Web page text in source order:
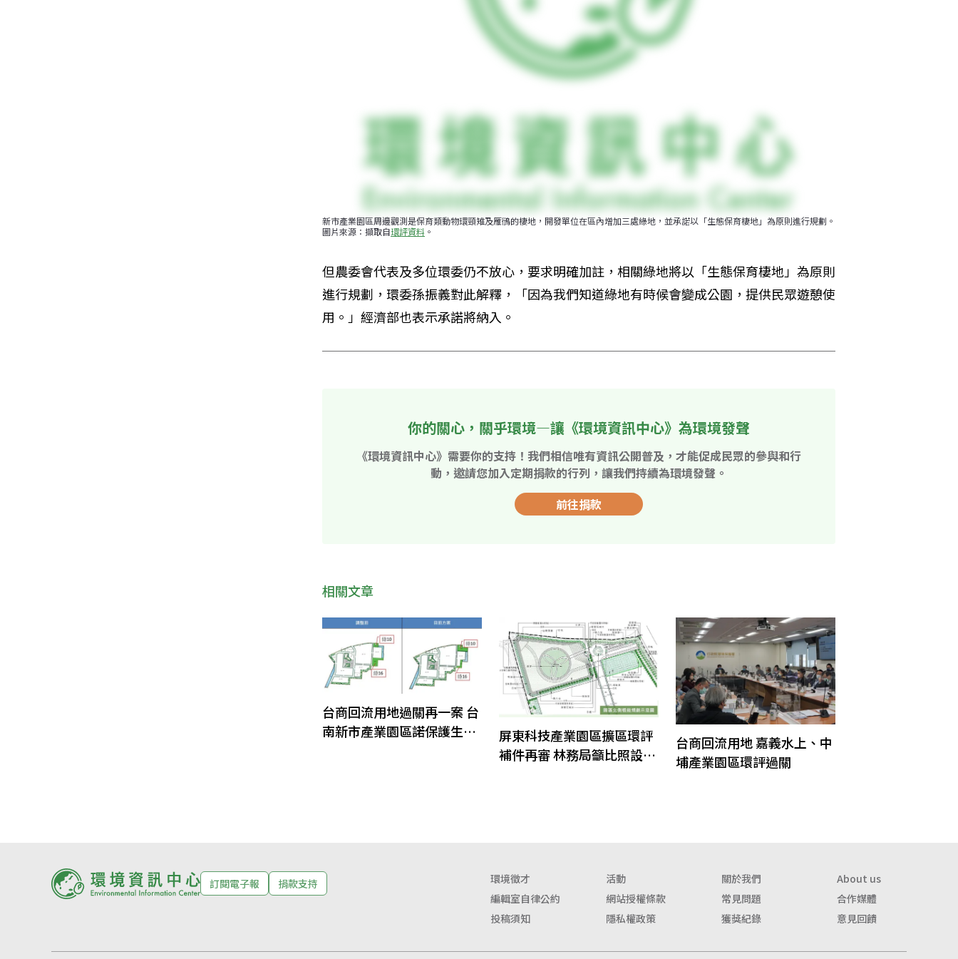
新市產業園區周邊觀測是保育類動物環頸雉及雁鴴的棲地，開發單位在區內增加三處綠地，並承諾以「生態保育棲地」為原則進行規劃。
圖片來源：擷取自環評資料 。
但農委會代表及多位環委仍不放心，要求明確加註，相關綠地將以「生態保育棲地」為原則
進行規劃，環委孫振義對此解釋，「因為我們知道綠地有時候會變成公園，提供民眾遊憩使
用。」經濟部也表示承諾將納入。
你的關心，關乎環境—讓《環境資訊中心》為環境發聲
《環境資訊中心》需要你的支持！我們相信唯有資訊公開普及，才能促成民眾的參與和行
動，邀請您加入定期捐款的行列，讓我們持續為環境發聲。
前往捐款
相關文章
台商回流用地過關再一案 台
南新市產業園區諾保護生態
屏東科技產業園區擴區環評
補件再審 林務局籲比照設立
台商回流用地 嘉義水上、中
埔產業園區環評過關
訂閱電子報 捐款支持 環境徵才 活動 關於我們
About us
編輯室自律公約
網站授權條款 常見問題
合作媒體
投稿須知
隱私權政策 獲獎紀錄 意見回饋